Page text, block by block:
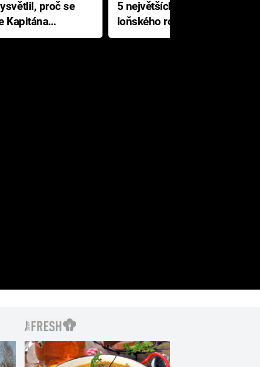
proč se
Kapitána
5 největších propadáků
loňského roku: Disney na
jediné katastrofě prodělal 200